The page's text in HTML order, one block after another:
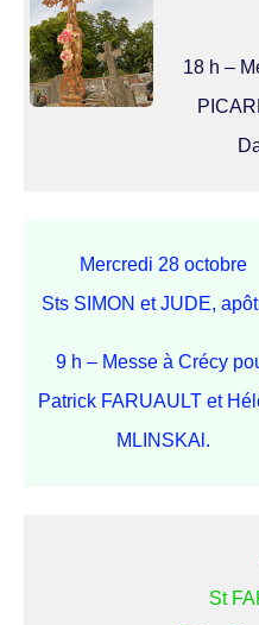
18 h –
Mercredi 28 octobre
Sts SIMON et JUDE,
9 h – Messe à Crécy
Patrick FARUAULT et
MLINSKAl.
St